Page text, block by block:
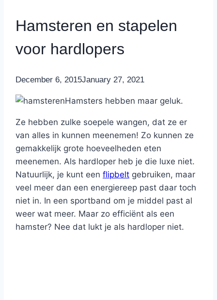
Hamsteren en stapelen
voor hardlopers
ByNicole
December 6, 2015January 27, 2021
Hamsters hebben maar geluk.
Ze hebben zulke soepele wangen, dat ze er
van alles in kunnen meenemen! Zo kunnen ze
gemakkelijk grote hoeveelheden eten
meenemen. Als hardloper heb je die luxe niet.
Natuurlijk, je kunt een flipbelt gebruiken, maar
veel meer dan een energiereep past daar toch
niet in. In een sportband om je middel past al
weer wat meer. Maar zo efficiënt als een
hamster? Nee dat lukt je als hardloper niet.